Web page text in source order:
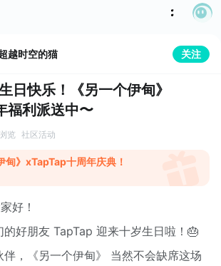
越时空的猫 关注
日快乐！《另一个伊甸》
福利派送中〜
览 社区活动
甸》xTapTap十周年庆典！
好！
好朋友 TapTap 迎来十岁生日啦！🎂
，《另一个伊甸》 当然不会缺席这场